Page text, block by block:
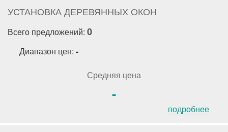
УСТАНОВКА ДЕРЕВЯННЫХ ОКОН
Всего предложений: 0
Диапазон цен: -
Средняя цена
-
подробнее